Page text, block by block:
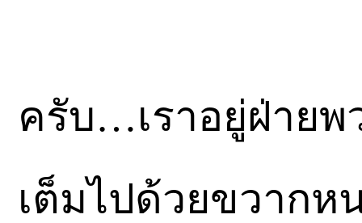
ครับ…เราอยู่ฝ่าย
เต็มไปด้วยขวากห